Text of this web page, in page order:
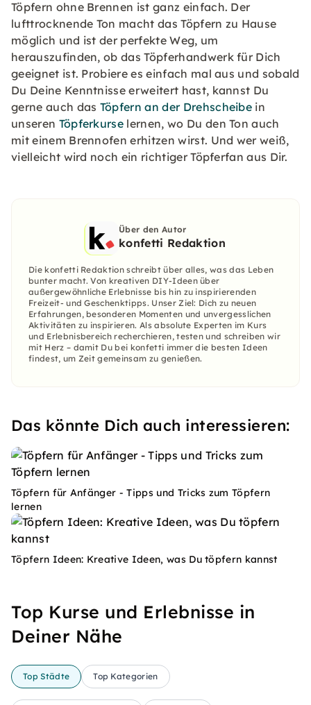
Töpfern ohne Brennen ist ganz einfach. Der
lufttrocknende Ton macht das Töpfern zu Hause
möglich und ist der perfekte Weg, um
herauszufinden, ob das Töpferhandwerk für Dich
geeignet ist. Probiere es einfach mal aus und sobald
Du Deine Kenntnisse erweitert hast, kannst Du
gerne auch das Töpfern an der Drehscheibe in
unseren Töpferkurse lernen, wo Du den Ton auch
mit einem Brennofen erhitzen wirst. Und wer weiß,
vielleicht wird noch ein richtiger Töpferfan aus Dir.
Über den Autor
konfetti Redaktion
Die konfetti Redaktion schreibt über alles, was das Leben
bunter macht. Von kreativen DIY-Ideen über
außergewöhnliche Erlebnisse bis hin zu inspirierenden
Freizeit- und Geschenktipps. Unser Ziel: Dich zu neuen
Erfahrungen, besonderen Momenten und unvergesslichen
Aktivitäten zu inspirieren. Als absolute Experten im Kurs
und Erlebnisbereich recherchieren, testen und schreiben wir
mit Herz – damit Du bei konfetti immer die besten Ideen
findest, um Zeit gemeinsam zu genießen.
Das könnte Dich auch interessieren:
Töpfern für Anfänger - Tipps und Tricks zum Töpfern
lernen
Töpfern Ideen: Kreative Ideen, was Du töpfern kannst
Top Kurse und Erlebnisse in
Deiner Nähe
Top Städte Top Kategorien